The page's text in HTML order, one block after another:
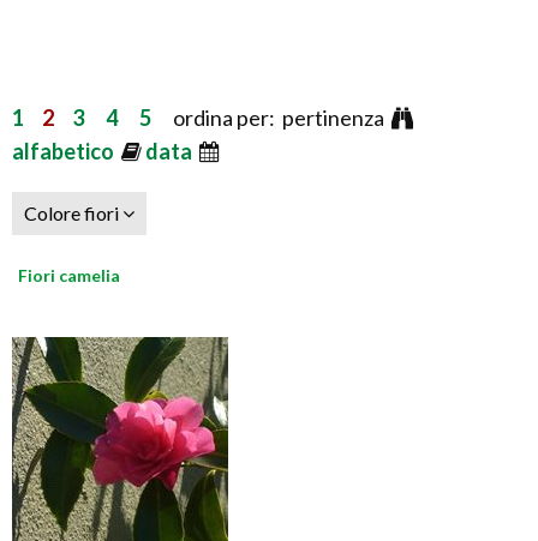
1 2 3 4 5 ordina per: pertinenza
alfabetico
data
Colore fiori
Fiori camelia